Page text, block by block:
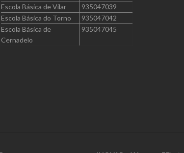
Escola Básica de Vilar
935047039
Escola Básica do Torno
935047042
Escola Básica de
Cernadelo
935047045